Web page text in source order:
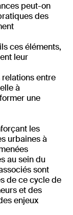
peut-on
des
ces éléments,
leur
entre
à
une
les
urbaines à
au sein du
sont
de ce cycle de
et des
enjeux